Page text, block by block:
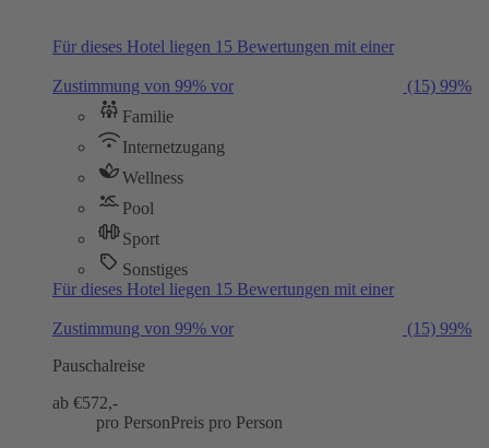
Für dieses Hotel liegen 15 Bewertungen mit einer
Zustimmung von 99% vor (15) 99%
Familie
Internetzugang
Wellness
Pool
Sport
Sonstiges
Für dieses Hotel liegen 15 Bewertungen mit einer
Zustimmung von 99% vor (15) 99%
Pauschalreise
ab €572,-
pro PersonPreis pro Person